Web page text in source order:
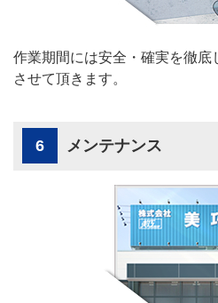
作業期間には安全・確実を徹底
させて頂きます。
6 メンテナンス